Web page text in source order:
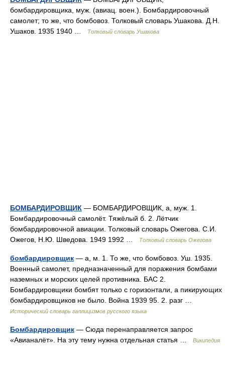
бомбардировщика, муж. (авиац. воен.). Бомбардировочный
самолет; то же, что бомбовоз. Толковый словарь Ушакова. Д.Н.
Ушаков. 1935 1940 …
Толковый словарь Ушакова
БОМБАРДИРОВЩИК — БОМБАРДИРОВЩИК, а, муж. 1.
Бомбардировочный самолёт. Тяжёлый б. 2. Лётчик
бомбардировочной авиации. Толковый словарь Ожегова. С.И.
Ожегов, Н.Ю. Шведова. 1949 1992 …
Толковый словарь Ожегова
бомбардировщик — а, м. 1. То же, что бомбовоз. Уш. 1935.
Военный самолет, предназначенный для поражения бомбами
наземных и морских целей противника. БАС 2.
Бомбардировщики бомбят только с горизонтали, а пикирующих
бомбардировщиков не было. Война 1939 95. 2. разг …
Исторический словарь галлицизмов русского языка
Бомбардировщик — Сюда перенаправляется запрос
«Авианалёт». На эту тему нужна отдельная статья …
Википедия